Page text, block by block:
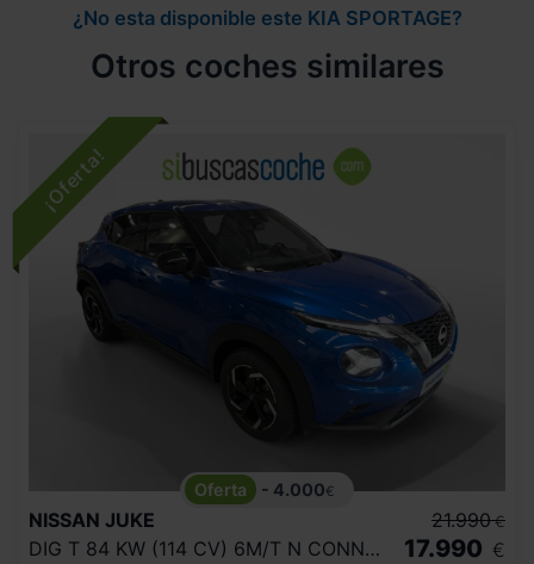
¿No esta disponible este KIA SPORTAGE?
Otros coches similares
- 4.000€
NISSAN JUKE
DIG T 84 KW (114 CV) 6M/T N CONNECTA
21.990 €
17.990 €